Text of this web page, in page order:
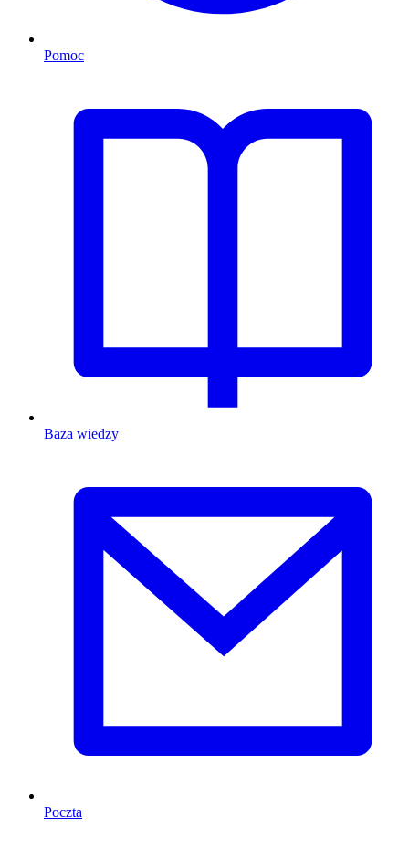
Pomoc
Baza wiedzy
Poczta